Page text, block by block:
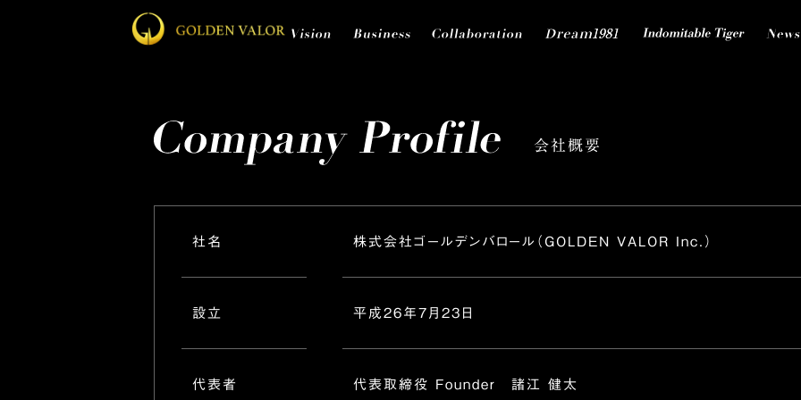
会社概要
社名 株式会社ゴールデンバロール （GOLDEN VALOR Inc.）
設立 平成26年7月23日
代表者 代表取締役 Founder 諸江 健太